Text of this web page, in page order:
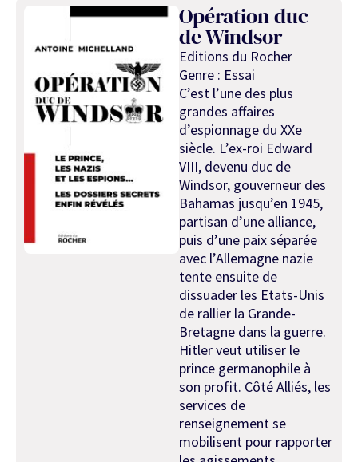
Opération duc
de Windsor
Editions du Rocher
Genre : Essai
C’est l’une des plus
grandes affaires
d’espionnage du XXe
siècle. L’ex-roi Edward
VIII, devenu duc de
Windsor, gouverneur des
Bahamas jusqu’en 1945,
partisan d’une alliance,
puis d’une paix séparée
avec l’Allemagne nazie
tente ensuite de
dissuader les Etats-Unis
de rallier la Grande-
Bretagne dans la guerre.
Hitler veut utiliser le
prince germanophile à
son profit. Côté Alliés, les
services de
renseignement se
mobilisent pour rapporter